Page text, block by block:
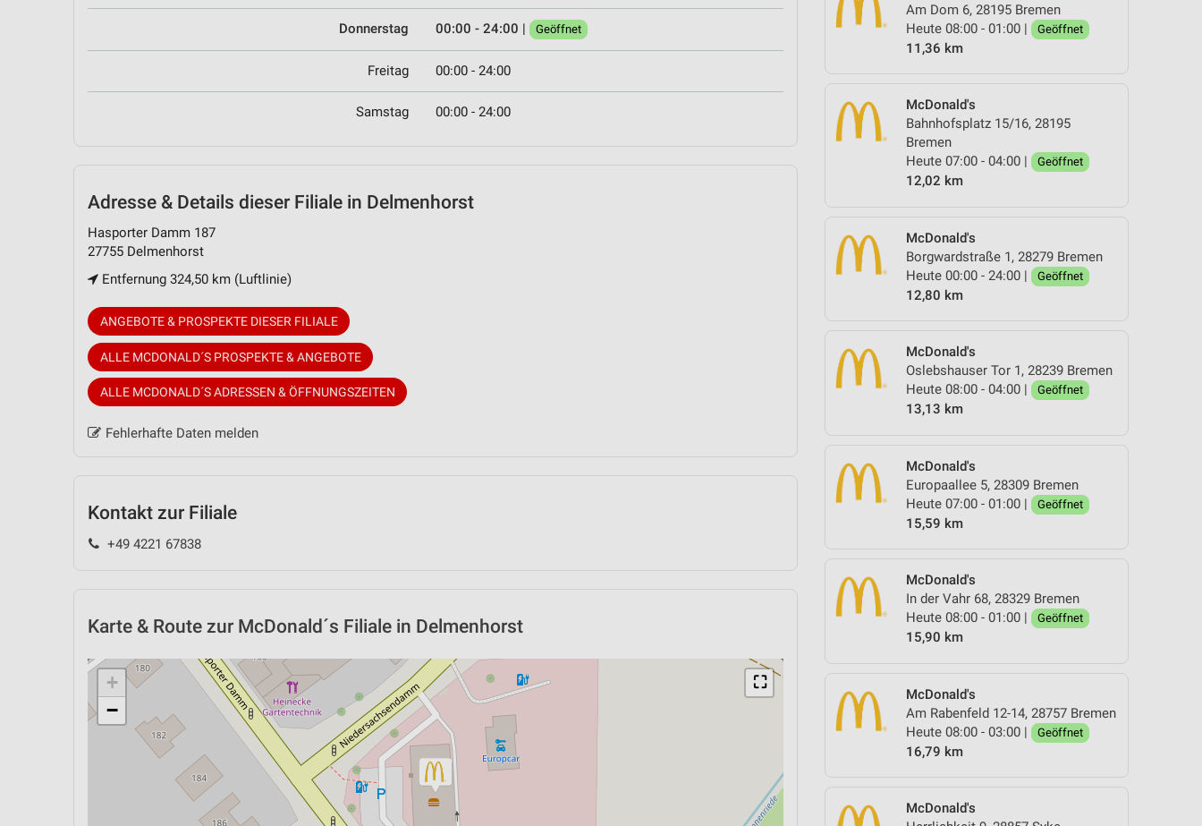
Am Dom 6, 28195 Bremen
Heute 08:00 - 01:00 |
Geöffnet
11,36 km
McDonald's
Bahnhofsplatz 15/16, 28195
Bremen
Heute 07:00 - 04:00 |
Geöffnet
12,02 km
McDonald's
Borgwardstraße 1, 28279 Bremen
Heute 00:00 - 24:00 |
Geöffnet
12,80 km
McDonald's
Oslebshauser Tor 1, 28239 Bremen
Heute 08:00 - 04:00 |
Geöffnet
13,13 km
McDonald's
Europaallee 5, 28309 Bremen
Heute 07:00 - 01:00 |
Geöffnet
15,59 km
McDonald's
In der Vahr 68, 28329 Bremen
Heute 08:00 - 01:00 |
Geöffnet
15,90 km
McDonald's
Am Rabenfeld 12-14, 28757 Bremen
Heute 08:00 - 03:00 |
Geöffnet
16,79 km
McDonald's
Donnerstag 00:00 - 24:00 | Geöffnet
Freitag 00:00 - 24:00
Samstag 00:00 - 24:00
Adresse & Details dieser Filiale in Delmenhorst
Hasporter Damm 187
27755 Delmenhorst
Entfernung 324,50 km (Luftlinie)
ANGEBOTE & PROSPEKTE DIESER FILIALE
ALLE MCDONALD´S PROSPEKTE & ANGEBOTE
ALLE MCDONALD´S ADRESSEN & ÖFFNUNGSZEITEN
Fehlerhafte Daten melden
Kontakt zur Filiale
+49 4221 67838
Karte & Route zur McDonald´s Filiale in Delmenhorst
⛶
+
−